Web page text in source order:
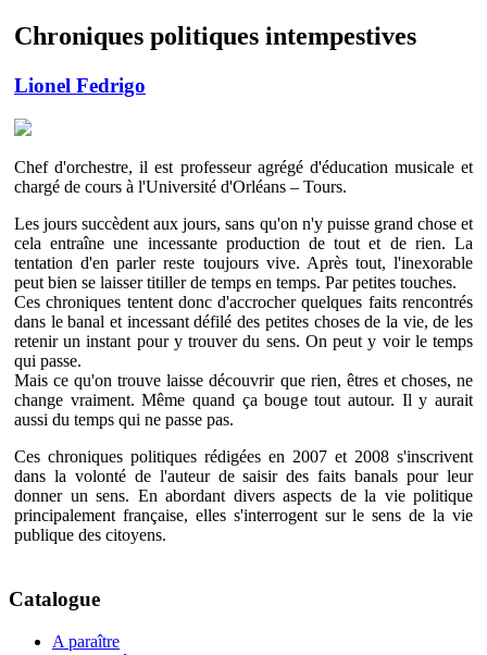
Chroniques politiques intempestives
Lionel Fedrigo
Chef d'orchestre, il est professeur agrégé d'éducation musicale et
chargé de cours à l'Université d'Orléans – Tours.
Les jours succèdent aux jours, sans qu'on n'y puisse grand chose et
cela entraîne une incessante production de tout et de rien. La
tentation d'en parler reste toujours vive. Après tout, l'inexorable
peut bien se laisser titiller de temps en temps. Par petites touches.
Ces chroniques tentent donc d'accrocher quelques faits rencontrés
dans le banal et incessant défilé des petites choses de la vie, de les
retenir un instant pour y trouver du sens. On peut y voir le temps
qui passe.
Mais ce qu'on trouve laisse découvrir que rien, êtres et choses, ne
change vraiment. Même quand ça bouge tout autour. Il y aurait
aussi du temps qui ne passe pas.
Ces chroniques politiques rédigées en 2007 et 2008 s'inscrivent
dans la volonté de l'auteur de saisir des faits banals pour leur
donner un sens. En abordant divers aspects de la vie politique
principalement française, elles s'interrogent sur le sens de la vie
publique des citoyens.
Catalogue
A paraître